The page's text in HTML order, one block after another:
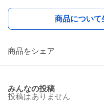
商品について
商品をシェア
みんなの投稿
投稿はありません